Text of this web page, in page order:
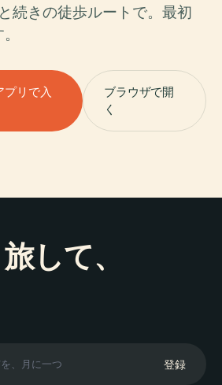
続きの徒歩ルートで。最初
プリで入
ブラウザで開
く
して、
登録